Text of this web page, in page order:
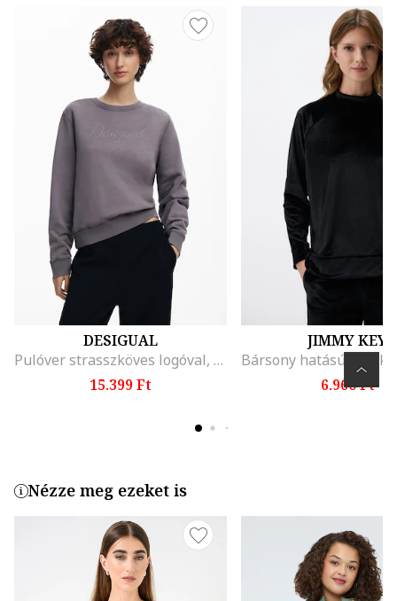
DESIGUAL
Pulóver strasszköves logóval, Halánylila
15.399 Ft
JIMMY KEY
6.960 Ft
Nézze meg ezeket is